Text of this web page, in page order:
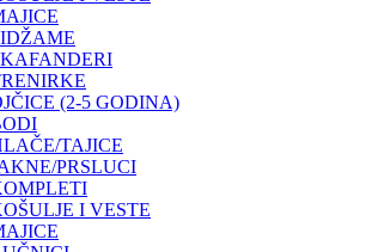
(2-5 GODINA)
TAJICE
PRSLUCI
I VESTE